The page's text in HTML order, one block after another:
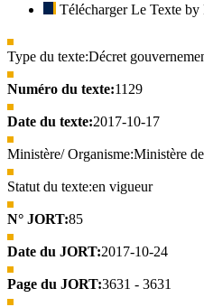
Télécharger Le Texte by
Type du texte:Décret
Numéro du texte:1129
Date du texte:2017-10-17
Ministère/ Organisme:Ministère
Statut du texte:en vigueur
N° JORT:85
Date du JORT:2017-10-24
Page du JORT:3631 - 3631